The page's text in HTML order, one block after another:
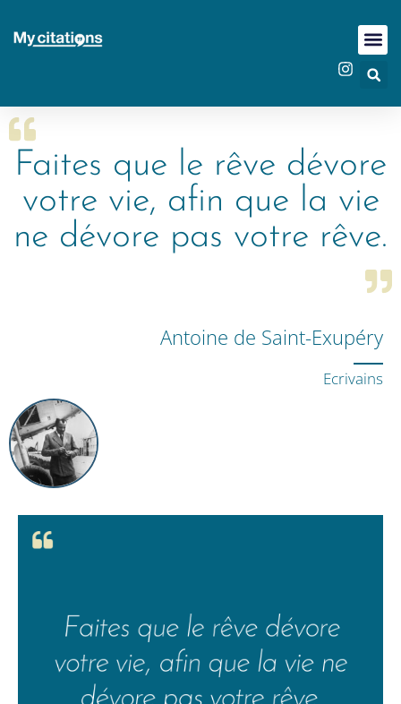
Faites que le rêve dévore
votre vie, afin que la vie
ne dévore pas votre rêve.
Antoine de Saint-Exupéry
Ecrivains